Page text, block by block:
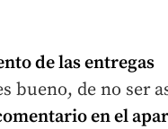
de las entregas
bueno, de no ser
en el